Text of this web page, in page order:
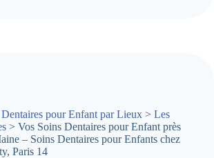
Dentaires pour Enfant par Lieux > Les
> Vos Soins Dentaires pour Enfant près
– Soins Dentaires pour Enfants chez
Paris 14